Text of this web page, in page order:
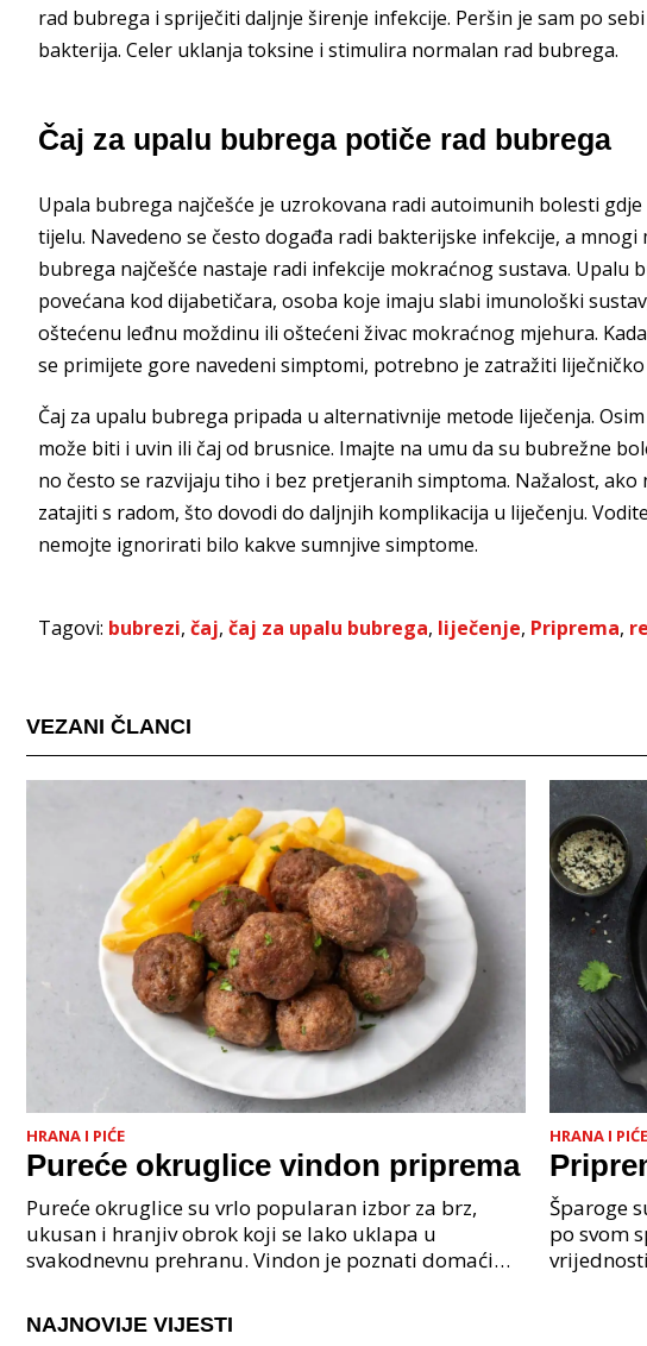
rad bubrega i spriječiti daljnje širenje infekcije. Peršin je sam po
bakterija. Celer uklanja toksine i stimulira normalan rad bubrega.
Čaj za upalu bubrega potiče rad bubrega
Upala bubrega najčešće je uzrokovana radi autoimunih bolesti
tijelu. Navedeno se često događa radi bakterijske infekcije, a
bubrega najčešće nastaje radi infekcije mokraćnog sustava. Upalu
povećana kod dijabetičara, osoba koje imaju slabi imunološki
oštećenu leđnu moždinu ili oštećeni živac mokraćnog mjehura.
se primijete gore navedeni simptomi, potrebno je zatražiti liječničko
Čaj za upalu bubrega pripada u alternativnije metode liječenja.
može biti i uvin ili čaj od brusnice. Imajte na umu da su bubrežne
no često se razvijaju tiho i bez pretjeranih simptoma. Nažalost,
zatajiti s radom, što dovodi do daljnjih komplikacija u liječenju.
nemojte ignorirati bilo kakve sumnjive simptome.
Tagovi: bubrezi, čaj, čaj za upalu bubrega, liječenje, Priprema,
VEZANI ČLANCI
HRANA I PIĆE
Pureće okruglice vindon priprema
Pureće okruglice su vrlo popularan izbor za brz,
ukusan i hranjiv obrok koji se lako uklapa u
svakodnevnu prehranu. Vindon je poznati domaći
omogućuju
HRANA I PIĆE
Šparoge
po svom
NAJNOVIJE VIJESTI